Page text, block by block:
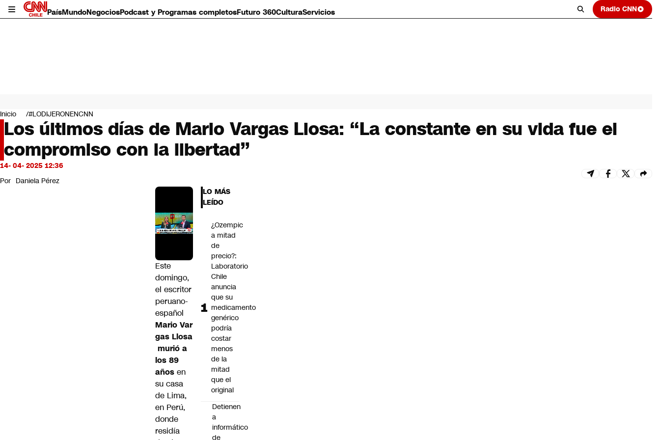
PaísMundoNegociosPodcast y Programas completosFuturo 360CulturaServicios Radio CNN
Mundo
Negocios
Deportes
Programas completos
Cultura
Servicios
Bits
CNN Data
Inicio #LODIJERONENCNN
Los últimos días de Mario Vargas Llosa: “La constante en su vida fue el
compromiso con la libertad”
14- 04- 2025 12:36
Por Daniela Pérez
Este
domingo,
el escritor
peruano-
español
Mario Var
gas Llosa
murió a
los 89
años en
su casa
de Lima,
en Perú,
donde
residía
LO MÁS
LEÍDO
¿Ozempic
a mitad
de
precio?:
Laboratorio
Chile
anuncia
que su
medicamento
genérico
podría
costar
menos
de la
mitad
que el
original
Detienen
a
informático
de